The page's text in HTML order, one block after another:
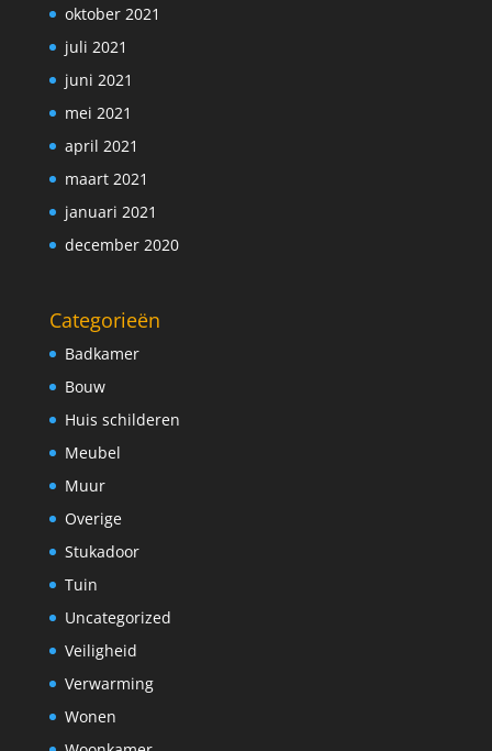
oktober 2021
juli 2021
juni 2021
mei 2021
april 2021
maart 2021
januari 2021
december 2020
Categorieën
Badkamer
Bouw
Huis schilderen
Meubel
Muur
Overige
Stukadoor
Tuin
Uncategorized
Veiligheid
Verwarming
Wonen